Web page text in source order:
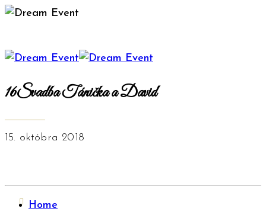
16Svadba Tánička a David
15. októbra 2018
Home